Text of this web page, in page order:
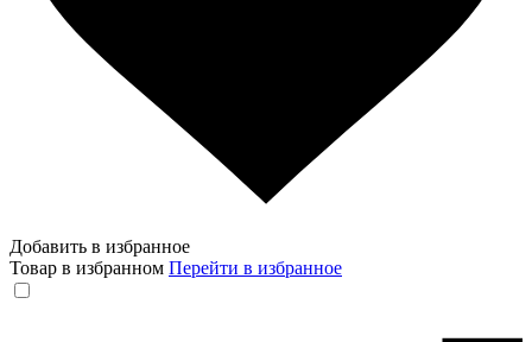
Добавить в избранное
Товар в избранном Перейти в избранное